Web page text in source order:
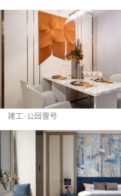
建工·公园壹号